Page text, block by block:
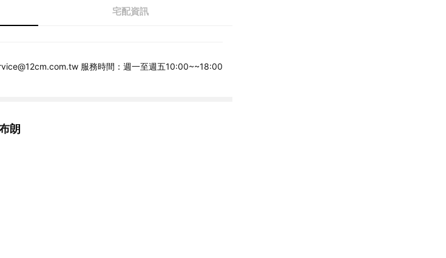
宅配資訊
服務時間：週一至週五10:00~~18:00
朗